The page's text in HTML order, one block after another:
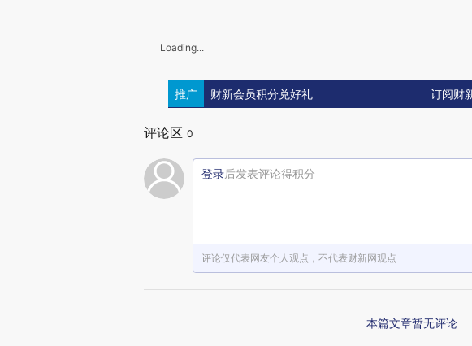
Loading...
推广 财新会员积分兑好礼 订阅财
评论区 0
登录后发表评论得积分
评论仅代表网友个人观点，不代表财新网观点
本篇文章暂无评论